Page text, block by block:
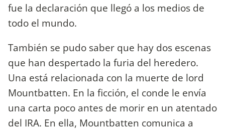
fue la declaración que llegó a los medios de
todo el mundo.
También se pudo saber que hay dos escenas
que han despertado la furia del heredero.
Una está relacionada con la muerte de lord
Mountbatten. En la ficción, el conde le envía
una carta poco antes de morir en un atentado
del IRA. En ella, Mountbatten comunica a